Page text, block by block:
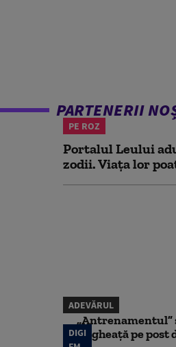
PARTENERII
PE ROZ
Portalul Leului
zodii. Viața lor
ADEVĂRUL
„Antrenamentul”
de gheață pe post
DIGI